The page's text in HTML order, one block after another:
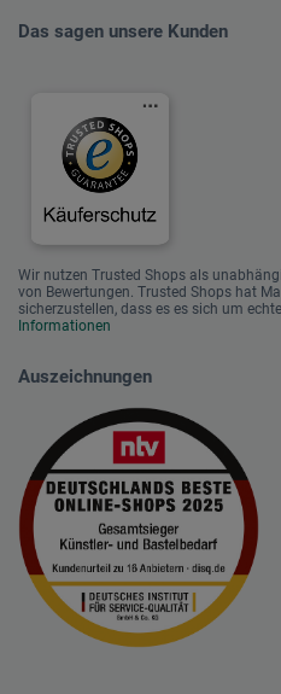
Das sagen unsere Kunden
Wir nutzen Trusted Shops als
von Bewertungen. Trusted Shops hat
sicherzustellen, dass es es sich um
Informationen
Auszeichnungen